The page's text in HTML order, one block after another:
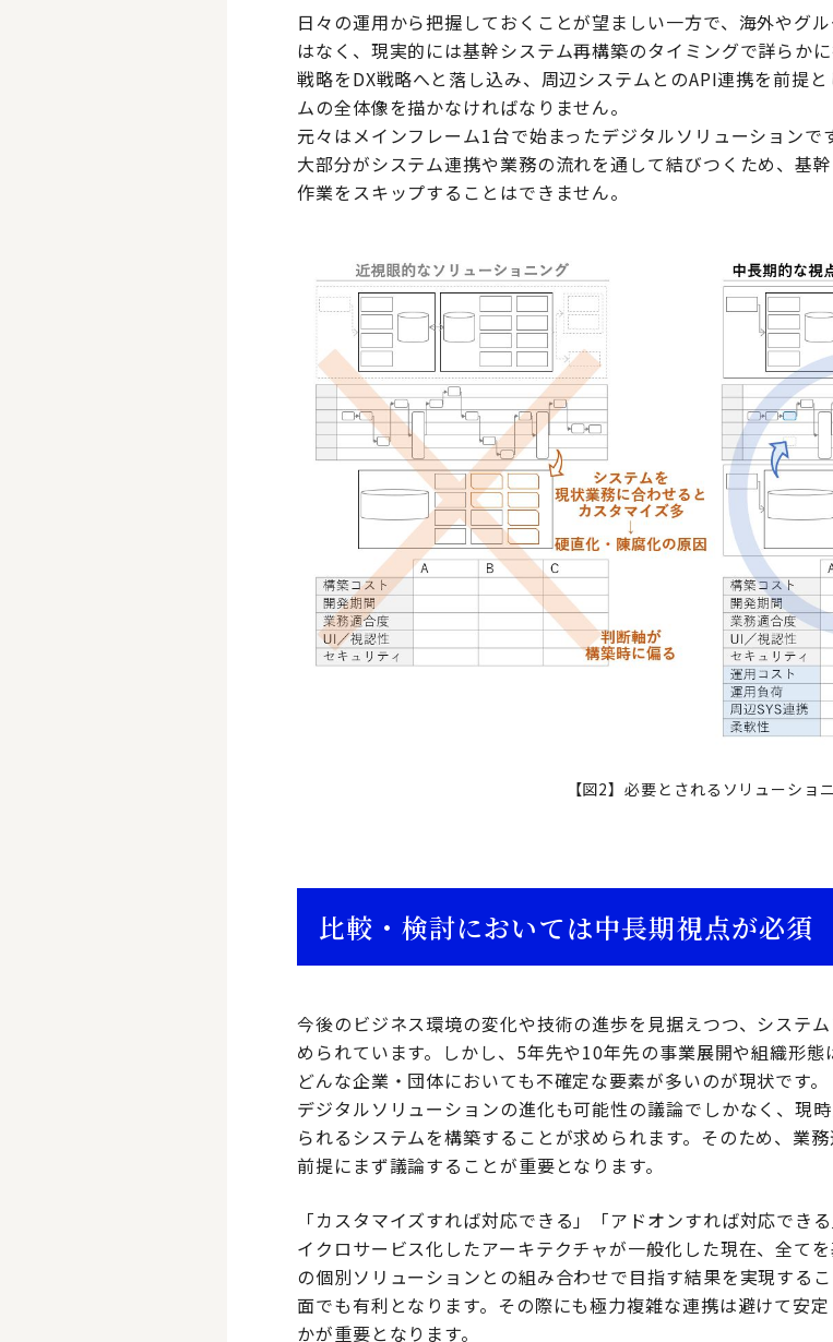
日々の運用から把握しておくことが望ましい一方で、海外やグ
はなく、現実的には基幹システム再構築のタイミングで詳らか
戦略をDX戦略へと落し込み、周辺システムとのAPI連携を前提
ムの全体像を描かなければなりません。
元々はメインフレーム1台で始まったデジタルソリューションで
大部分がシステム連携や業務の流れを通して結びつくため、基
作業をスキップすることはできません。
【図2】必要とされるソリューショ
比較・検討においては中長期視点が必須
今後のビジネス環境の変化や技術の進歩を見据えつつ、システ
められています。しかし、5年先や10年先の事業展開や組織形態
どんな企業・団体においても不確定な要素が多いのが現状です。
デジタルソリューションの進化も可能性の議論でしかなく、現
られるシステムを構築することが求められます。そのため、業
前提にまず議論することが重要となります。
「カスタマイズすれば対応できる」「アドオンすれば対応でき
イクロサービス化したアーキテクチャが一般化した現在、全て
の個別ソリューションとの組み合わせで目指す結果を実現する
面でも有利となります。その際にも極力複雑な連携は避けて安
かが重要となります。